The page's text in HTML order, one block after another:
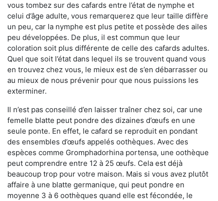
vous tombez sur des cafards entre l’état de nymphe et
celui d’âge adulte, vous remarquerez que leur taille diffère
un peu, car la nymphe est plus petite et possède des ailes
peu développées. De plus, il est commun que leur
coloration soit plus différente de celle des cafards adultes.
Quel que soit l’état dans lequel ils se trouvent quand vous
en trouvez chez vous, le mieux est de s’en débarrasser ou
au mieux de nous prévenir pour que nous puissions les
exterminer.
Il n’est pas conseillé d’en laisser traîner chez soi, car une
femelle blatte peut pondre des dizaines d’œufs en une
seule ponte. En effet, le cafard se reproduit en pondant
des ensembles d’œufs appelés oothèques. Avec des
espèces comme Gromphadorhina portensa, une oothèque
peut comprendre entre 12 à 25 œufs. Cela est déjà
beaucoup trop pour votre maison. Mais si vous avez plutôt
affaire à une blatte germanique, qui peut pondre en
moyenne 3 à 6 oothèques quand elle est fécondée, le